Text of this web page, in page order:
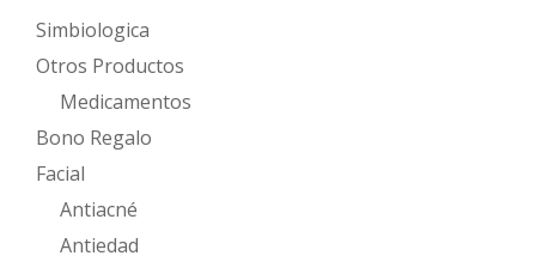
Simbiologica
Otros Productos
Medicamentos
Bono Regalo
Facial
Antiacné
Antiedad